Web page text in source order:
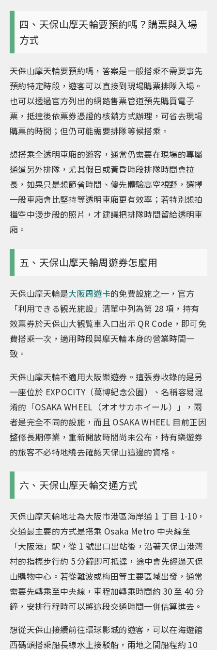
四、天保山摩天輪要預約嗎？購票與入場
方式
天保山摩天輪要預約嗎，答案是一般搭乘不需要事先
預約特定時段，遊客可以直接到現場購票排隊入場。
也可以透過官方列出的網路售票管道預先購買電子
票，抵達後依票券憑證的核銷方式辦理，可省去現場
購票的時間；但仍可能需要排隊等候搭乘。
想搭乘全透明車廂的遊客，通常仍需要在現場的專屬
通道另外排隊，尤其假日或黃昏時段排隊時間會拉
長，如果只是想節省時間、優先體驗高空視野，選擇
一般車廂會比堅持等透明車廂更有效率；若特別想拍
攝空中漫步般的照片，才建議把排隊時間留給透明車
廂。
五、天保山摩天輪周遊券怎麼用
天保山摩天輪是大阪周遊卡的免費設施之一，官方
「利用できる観光施設」清單中列為第 28 項，持有
效票券於天保山大観覧車入口出示 QR Code，即可免
費搭乘一次，適用時段與摩天輪本身的營業時間一
致。
天保山摩天輪不適用大阪樂遊券。這張券收錄的是另
一座位於 EXPOCITY（萬博紀念公園）、名稱容易混
淆的「OSAKA WHEEL（オオサカホイール）」，兩
者是完全不同的設施，而且 OSAKA WHEEL 目前正因
整修長期停業，重新開放時間尚未公布，持有樂遊券
的旅客不必特地繞去確認天保山這邊的資格。
六、天保山摩天輪交通方式
天保山摩天輪地址為大阪市港區海岸通 1 丁目 1-10，
交通最主要的方式是搭乘 Osaka Metro 中央線至
「大阪港」駅，從 1 號出口出站後，沿著天保山港灣
村的指標步行約 5 分鐘即可抵達，途中會先經過天保
山購物中心。若從難波或梅田等主要區域出發，通常
需要先轉乘至中央線，車程加轉乘時間約 30 至 40 分
鐘，安排行程時可以將這段交通時間一併估算進去。
想從天保山接續前往環球影城的遊客，可以在海遊館
西碼頭搭乘船長線水上接駁船，兩地之間船程約 10